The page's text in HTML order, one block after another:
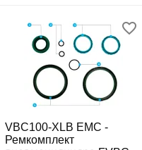
VBC100-XLB EMC -
Ремкомплект